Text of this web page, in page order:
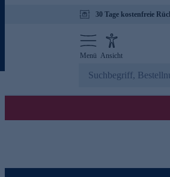
30 Tage kostenfreie
Menü Ansicht